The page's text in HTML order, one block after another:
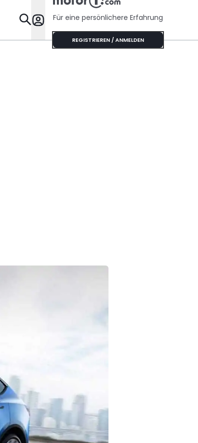
Specials
Für eine persönlichere Erfahrung
REGISTRIEREN / ANMELDEN